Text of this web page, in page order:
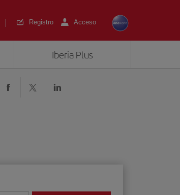
Registro Acceso
Iberia Plus